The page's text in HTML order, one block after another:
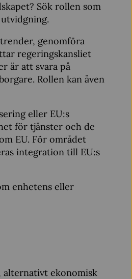
Sök rollen som
genomföra
regeringskansliet
är att svara på
Rollen kan även
eller EU:s
för tjänster och de
EU. För området
integration till EU:s
enhetens eller
alternativt ekonomisk